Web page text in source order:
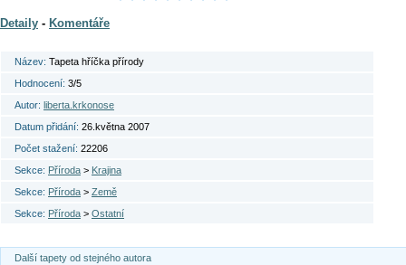
Detaily - Komentáře
Název: Tapeta hříčka přírody
Hodnocení: 3/5
Autor: liberta.krkonose
Datum přidání: 26.května 2007
Počet stažení: 22206
Sekce: Příroda > Krajina
Sekce: Příroda > Země
Sekce: Příroda > Ostatní
Další tapety od stejného autora